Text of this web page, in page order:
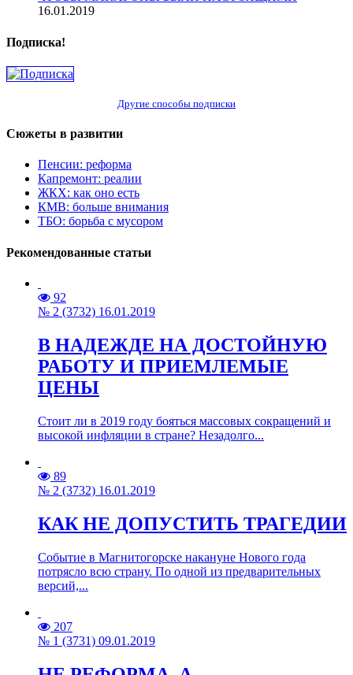
16.01.2019
Подписка!
Другие способы подписки
Сюжеты в развитии
Пенсии: реформа
Капремонт: реалии
ЖКХ: как оно есть
КМВ: больше внимания
ТБО: борьба с мусором
Рекомендованные статьи
92
№ 2 (3732) 16.01.2019
В НАДЕЖДЕ НА ДОСТОЙНУЮ
РАБОТУ И ПРИЕМЛЕМЫЕ
ЦЕНЫ
Стоит ли в 2019 году бояться массовых сокращений и
высокой инфляции в стране? Незадолго...
89
№ 2 (3732) 16.01.2019
КАК НЕ ДОПУСТИТЬ ТРАГЕДИИ
Событие в Магнитогорске накануне Нового года
потрясло всю страну. По одной из предварительных
версий,...
207
№ 1 (3731) 09.01.2019